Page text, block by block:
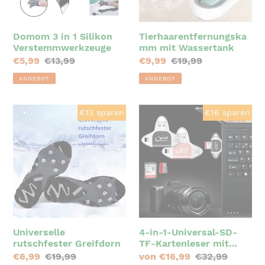
Domom 3 in 1 Silikon
Verstemmwerkzeuge
Sonderpreis
€5,99 Normaler
Preis
€13,99
ANGEBOT
Tierhaarentfernungska
mm mit Wassertank
Sonderpreis
€9,99 Normaler
Preis
€19,99
ANGEBOT
Universelle
rutschfester
Greifdorn
Universelle
rutschfester Greifdorn
Sonderpreis
€6,99 Normaler
€19,99
€13 sparen
1-
Universal-
SD-
TF-
Kartenleser
mehreren
Anschlüssen
4-in-1-Universal-SD-
TF-Kartenleser mit
mehreren Anschlüssen
Sonderpreis
von €16,99 Normaler
€32,99
€16 sparen